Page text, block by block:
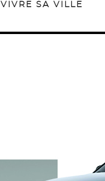
VIVRE SA VILLE